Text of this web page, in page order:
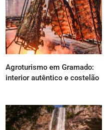
Agroturismo em Gramado:
interior autêntico e costelão